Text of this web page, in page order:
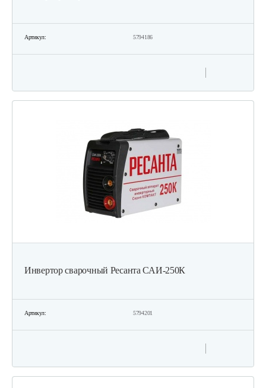
Артикул: 5794186
Инвертор сварочный Ресанта САИ-250К
Артикул: 5794201